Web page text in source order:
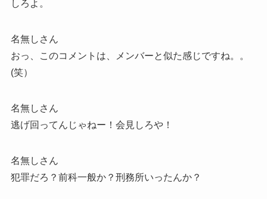
しろよ。
名無しさん
おっ、このコメントは、メンバーと似た感じですね。。
(笑）
名無しさん
逃げ回ってんじゃねー！会見しろや！
名無しさん
犯罪だろ？前科一般か？刑務所いったんか？